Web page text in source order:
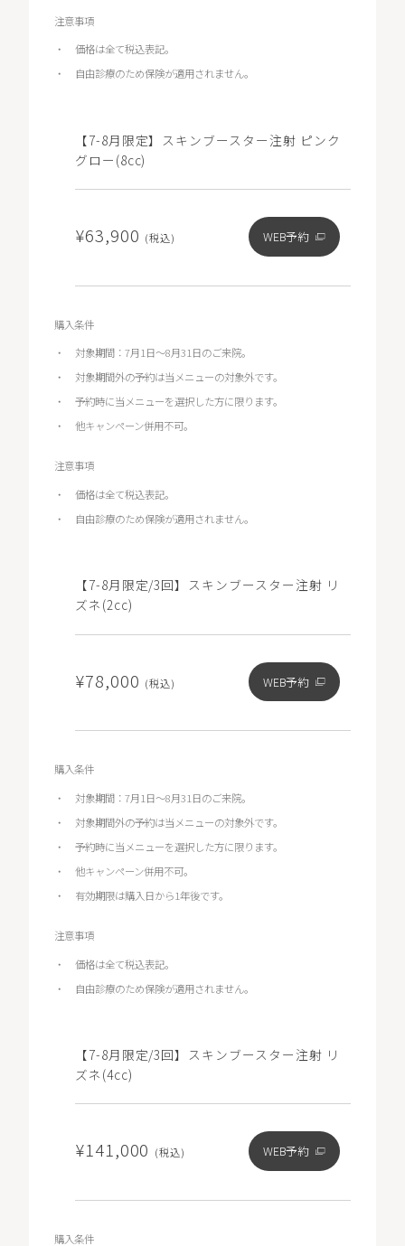
注意事項
価格は全て税込表記。
自由診療のため保険が適用されません。
【7-8月限定】スキンブースター注射 ピンク
グロー(8cc)
¥63,900 (税込) WEB予約
購入条件
対象期間：7月1日～8月31日のご来院。
対象期間外の予約は当メニューの対象外です。
予約時に当メニューを選択した方に限ります。
他キャンペーン併用不可。
注意事項
価格は全て税込表記。
自由診療のため保険が適用されません。
【7-8月限定/3回】スキンブースター注射 リ
ズネ(2cc)
¥78,000 (税込) WEB予約
購入条件
対象期間：7月1日～8月31日のご来院。
対象期間外の予約は当メニューの対象外です。
予約時に当メニューを選択した方に限ります。
他キャンペーン併用不可。
有効期限は購入日から1年後です。
注意事項
価格は全て税込表記。
自由診療のため保険が適用されません。
【7-8月限定/3回】スキンブースター注射 リ
ズネ(4cc)
¥141,000 (税込) WEB予約
購入条件